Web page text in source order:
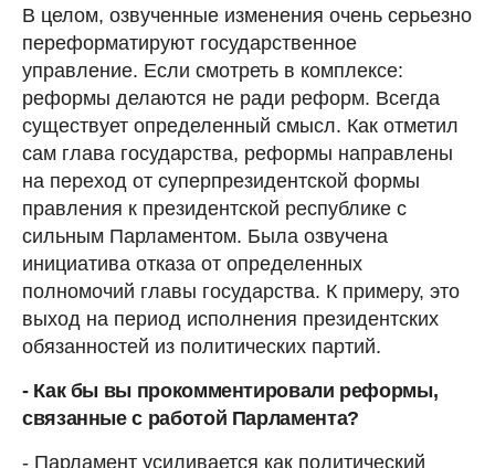
В целом, озвученные изменения очень серьезно
переформатируют государственное
управление. Если смотреть в комплексе:
реформы делаются не ради реформ. Всегда
существует определенный смысл. Как отметил
сам глава государства, реформы направлены
на переход от суперпрезидентской формы
правления к президентской республике с
сильным Парламентом. Была озвучена
инициатива отказа от определенных
полномочий главы государства. К примеру, это
выход на период исполнения президентских
обязанностей из политических партий.
- Как бы вы прокомментировали реформы,
связанные с работой Парламента?
- Парламент усиливается как политический